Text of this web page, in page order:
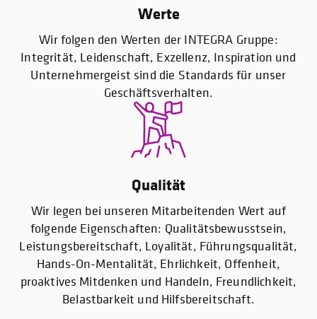
Werte
Wir folgen den Werten der INTEGRA Gruppe:
Integrität, Leidenschaft, Exzellenz, Inspiration und
Unternehmergeist sind die Standards für unser
Geschäftsverhalten.
Qualität
Wir legen bei unseren Mitarbeitenden Wert auf
folgende Eigenschaften: Qualitätsbewusstsein,
Leistungsbereitschaft, Loyalität, Führungsqualität,
Hands-On-Mentalität, Ehrlichkeit, Offenheit,
proaktives Mitdenken und Handeln, Freundlichkeit,
Belastbarkeit und Hilfsbereitschaft.